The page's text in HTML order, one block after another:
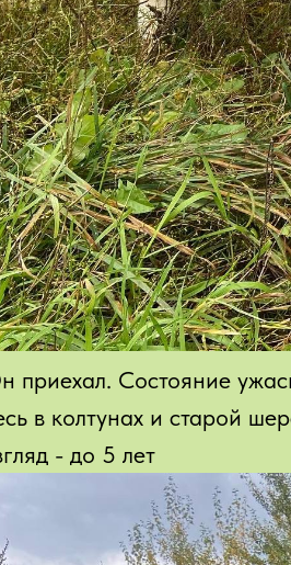
приехал. Состояние
в колтунах и старой
- до 5 лет